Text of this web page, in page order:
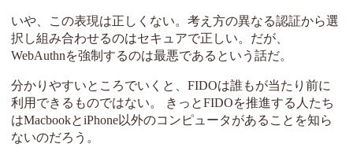
いや、この表現は正しくない。考え方の異なる認証から選
択し組み合わせるのはセキュアで正しい。だが、
WebAuthnを強制するのは最悪であるという話だ。
分かりやすいところでいくと、FIDOは誰もが当たり前に
利用できるものではない。 きっとFIDOを推進する人たち
はMacbookとiPhone以外のコンピュータがあることを知ら
ないのだろう。